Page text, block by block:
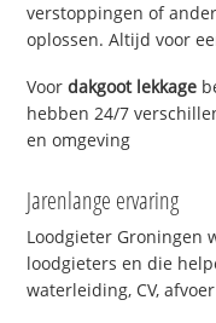
verstoppingen of
oplossen. Altijd voor
Voordakgoot lekkage
hebben 24/7
en omgeving
Jarenlange ervaring
Loodgieter Groningen
loodgieters en die
waterleiding, CV,